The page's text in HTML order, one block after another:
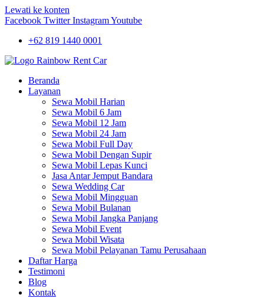
Lewati ke konten
Facebook Twitter InstagramYoutube
+62 819 1440 0001
Beranda
Layanan
Sewa Mobil Harian
Sewa Mobil 6 Jam
Sewa Mobil 12 Jam
Sewa Mobil 24 Jam
Sewa Mobil Full Day
Sewa Mobil Dengan Supir
Sewa Mobil Lepas Kunci
Jasa Antar Jemput Bandara
Sewa Wedding Car
Sewa Mobil Mingguan
Sewa Mobil Bulanan
Sewa Mobil Jangka Panjang
Sewa Mobil Event
Sewa Mobil Wisata
Sewa Mobil Pelayanan Tamu Perusahaan
Daftar Harga
Testimoni
Blog
Kontak